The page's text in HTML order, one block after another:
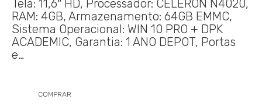
Tela: 11,6″ HD, Processador: CELERON N4020,
RAM: 4GB, Armazenamento: 64GB EMMC,
Sistema Operacional: WIN 10 PRO + DPK
ACADEMIC, Garantia: 1 ANO DEPOT, Portas
e…
COMPRAR